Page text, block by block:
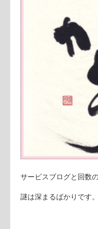
サービスブログと回数
謎は深まるばかりです。